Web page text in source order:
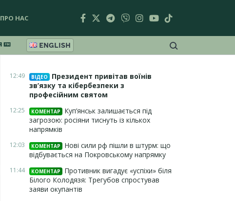
ПРО НАС
ENGLISH
12:49 ВІДЕО
Президент привітав воїнів
зв’язку та кібербезпеки з
професійним святом
12:25 КОМЕНТАР
Куп’янськ залишається під
загрозою: росіяни тиснуть із кількох
напрямків
12:03 КОМЕНТАР
Нові сили рф пішли в штурм: що
відбувається на Покровському напрямку
11:44 КОМЕНТАР
Противник вигадує «успіхи» біля
Білого Колодязя: Трегубов спростував
заяви окупантів